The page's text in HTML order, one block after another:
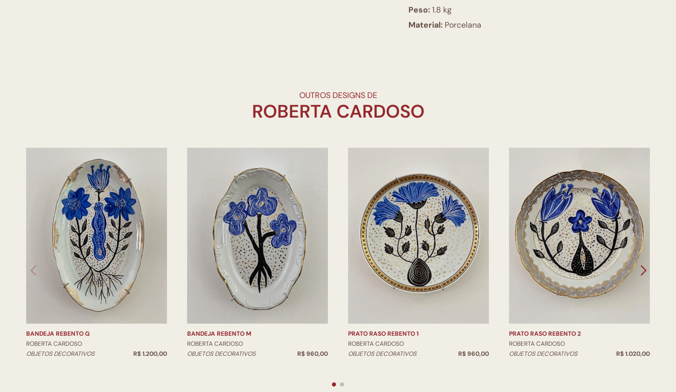
Peso:1.8 kg
Material: Porcelana
OUTROS DESIGNS DE
BANDEJA REBENTO G
ROBERTA CARDOSO
OBJETOS DECORATIVOS
R$ 1.200,00
BANDEJA REBENTO M
ROBERTA CARDOSO
OBJETOS DECORATIVOS
R$ 960,00
PRATO RASO REBENTO 1
ROBERTA CARDOSO
OBJETOS DECORATIVOS
R$ 960,00
PRATO RASO REBENTO 2
ROBERTA CARDOSO
OBJETOS DECORATIVOS
R$ 1.020,00